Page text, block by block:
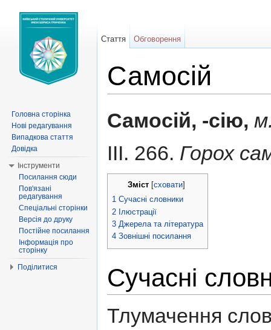
Самосій
Самосій, -сію,
III. 266. Горох
Зміст сховати
1 Сучасні словники
2 Ілюстрації
3 Джерела та література
4 Зовнішні посилання
Сучасні
Тлумачення
Стаття Обговорення
Головна сторінка
Нові редагування
Випадкова стаття
Довідка
Інструменти
Посилання сюди
Пов'язані
редагування
Спеціальні сторінки
Версія до друку
Постійне посилання
Інформація про
сторінку
Поділитися